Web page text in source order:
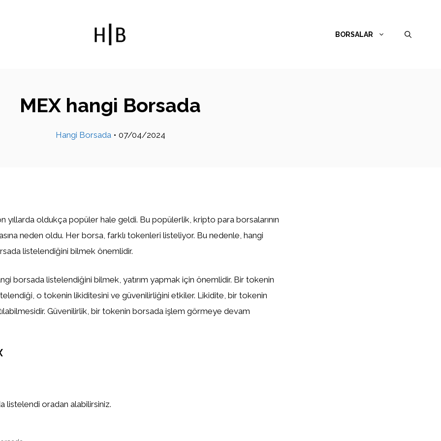
BORSALAR
MEX hangi Borsada
Hangi Borsada • 07/04/2024
yıllarda oldukça popüler hale geldi. Bu popülerlik, kripto para borsalarının
neden oldu. Her borsa, farklı tokenleri listeliyor. Bu nedenle, hangi
listelendiğini bilmek önemlidir.
borsada listelendiğini bilmek, yatırım yapmak için önemlidir. Bir tokenin
o tokenin likiditesini ve güvenilirliğini etkiler. Likidite, bir tokenin
Güvenilirlik, bir tokenin borsada işlem görmeye devam
listelendi oradan alabilirsiniz.